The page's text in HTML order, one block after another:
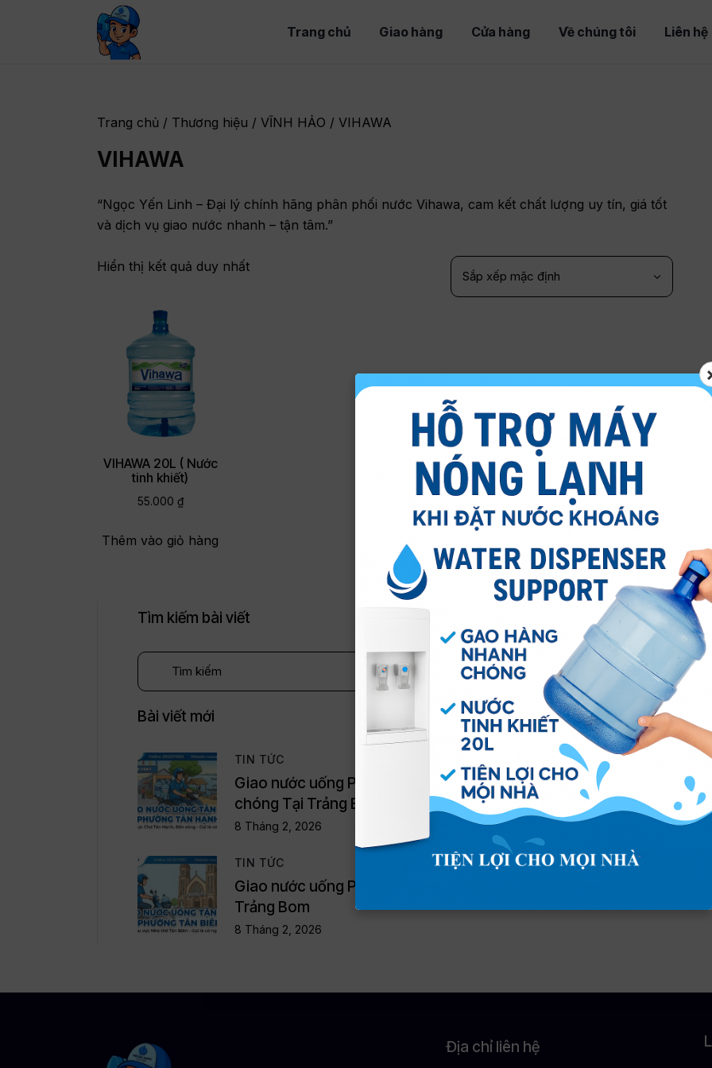
Trang chủ Giao hàng Cửa hàng Về chúng tôi Liên hệ
Trang chủ / Thương hiệu / VĨNH HẢO / VIHAWA
VIHAWA
“Ngọc Yến Linh – Đại lý chính hãng phân phối nước Vihawa, cam kết chất lượng uy tín, giá tốt
và dịch vụ giao nước nhanh – tận tâm.”
Hiển thị kết quả duy nhất
VIHAWA 20L ( Nước
tinh khiết)
55.000 ₫
Thêm vào giỏ hàng
Tìm kiếm bài viết
Bài viết mới
TIN TỨC
Giao nước uống Phường Tân Hạnh: Lợi Ích & Quy Trình Nhanh
chóng Tại Trảng Bom
8 Tháng 2, 2026
TIN TỨC
Giao nước uống Phường Tân Biên: Lợi ích và tiện ích dịch vụ tại
Trảng Bom
8 Tháng 2, 2026
Địa chỉ liên hệ